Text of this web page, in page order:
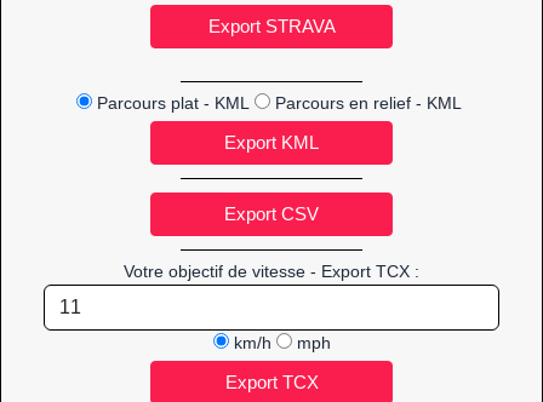
Parcours plat - KML Parcours en relief - KML
Votre objectif de vitesse - Export TCX :
km/h mph